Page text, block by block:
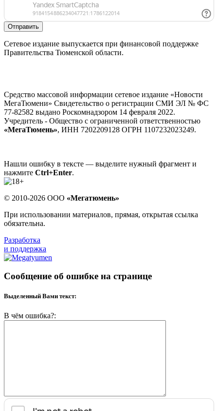
Отправить
Сетевое издание выпускается при финансовой поддержке
Правительства Тюменской области.
Средство массовой информации сетевое издание «Новости
МегаТюмени» Свидетельство о регистрации СМИ ЭЛ № ФС
77-82582 выдано Роскомнадзором 14 февраля 2022.
Учредитель - Общество с ограниченной ответственностью
«МегаТюмень», ИНН 7202209128 ОГРН 1107232023249.
Нашли ошибку в тексте — выделите нужный фрагмент и
нажмите Ctrl+Enter.
© 2010-2026 ООО «Мегатюмень»
При использовании материалов, прямая, открытая ссылка
обязательна.
Разработка
и поддержка
Сообщение об ошибке на странице
Выделенный Вами текст:
В чём ошибка?: